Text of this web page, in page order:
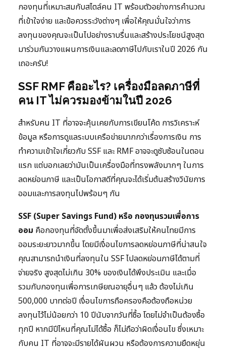
กองทุนที่เหมาะสมกับสไตล์คน IT พร้อมตัวอย่างการคำนวณ
ที่เข้าใจง่าย และข้อควรระวังต่างๆ เพื่อให้คุณมั่นใจว่าการ
ลงทุนของคุณจะเป็นไปอย่างราบรื่นและสร้างประโยชน์สูงสุด
มาร่วมกันวางแผนการเงินและลดภาษีไปกับเราในปี 2026 กัน
เถอะครับ!
SSF RMF คืออะไร? เครื่องมือลดภาษีที่
คน IT ไม่ควรมองข้ามในปี 2026
สำหรับคน IT ที่อาจจะคุ้นเคยกับการเขียนโค้ด การวิเคราะห์
ข้อมูล หรือการดูแลระบบเครือข่ายมากกว่าเรื่องการเงิน การ
ทำความเข้าใจเกี่ยวกับ SSF และ RMF อาจจะดูซับซ้อนในตอน
แรก แต่บอกเลยว่ามันเป็นเครื่องมือที่ทรงพลังมากๆ ในการ
ลดหย่อนภาษี และเป็นโอกาสดีที่คุณจะได้เริ่มต้นสร้างวินัยการ
ออมและการลงทุนไปพร้อมๆ กัน
SSF (Super Savings Fund) หรือ กองทุนรวมเพื่อการ
ออม คือกองทุนที่จัดตั้งขึ้นมาเพื่อส่งเสริมให้คนไทยมีการ
ออมระยะยาวมากขึ้น โดยมีเงื่อนไขการลดหย่อนภาษีที่น่าสนใจ
คุณสามารถนำเงินที่ลงทุนใน SSF ไปลดหย่อนภาษีได้ตามที่
จ่ายจริง สูงสุดไม่เกิน 30% ของเงินได้พึงประเมิน และเมื่อ
รวมกับกองทุนเพื่อการเกษียณอายุอื่นๆ แล้ว ต้องไม่เกิน
500,000 บาทต่อปี เงื่อนไขการถือครองคือต้องถือหน่วย
ลงทุนไว้ไม่น้อยกว่า 10 ปีนับจากวันที่ซื้อ โดยไม่จำเป็นต้องซื้อ
ทุกปี หากมีปีไหนที่คุณไม่ได้ซื้อ ก็ไม่ถือว่าผิดเงื่อนไข ซึ่งเหมาะ
กับคน IT ที่อาจจะมีรายได้ผันผวน หรือต้องการความยืดหยุ่น